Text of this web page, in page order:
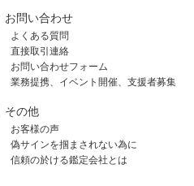
お問い合わせ
よくある質問
直接取引連絡
お問い合わせフォーム
業務提携、イベント開催、支援者募集
その他
お客様の声
偽サインを掴まされない為に
信頼の於ける鑑定会社とは